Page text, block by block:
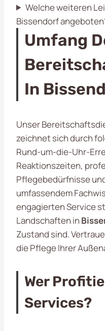
Welche weiteren
Bissendorf
Umfang
In
Unser
zeichnet sich durch
Rund-um-die-Uhr-
Reaktionszeiten,
Pflegebedürfnisse
umfassendem
engagierten Service
Landschaften in
Zustand sind.
die Pflege Ihrer
Wer
Services?